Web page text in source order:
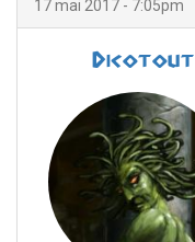
17 mai 2017 - 7:05pm
Dicotout